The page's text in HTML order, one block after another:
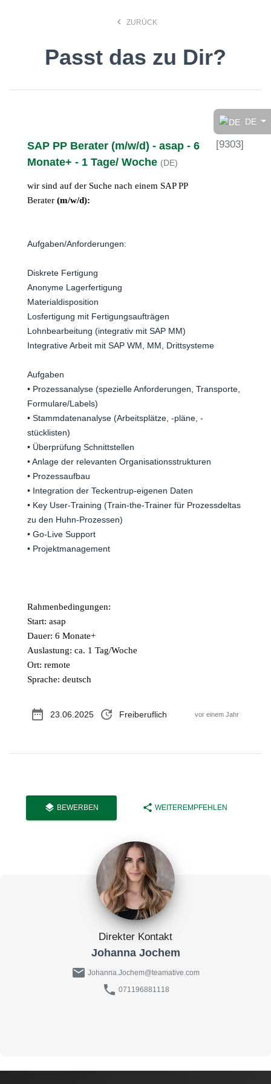
DE
Finde den Job, der Dir
search
Anstellungsart
Ort
keyboard_arrow_left ZURÜCK
Passt das zu Dir?
SAP PP Berater (m/w/d) - asap - 6
Monate+ - 1 Tage/ Woche (DE)
[9303]
wir sind auf der Suche nach einem SAP PP
Berater (m/w/d):
Aufgaben/Anforderungen:
Diskrete Fertigung
Anonyme Lagerfertigung
Materialdisposition
Losfertigung mit Fertigungsaufträgen
Lohnbearbeitung (integrativ mit SAP MM)
Integrative Arbeit mit SAP WM, MM, Drittsysteme
Aufgaben
• Prozessanalyse (spezielle Anforderungen, Transporte,
Formulare/Labels)
• Stammdatenanalyse (Arbeitsplätze, -pläne, -
stücklisten)
• Überprüfung Schnittstellen
• Anlage der relevanten Organisationsstrukturen
• Prozessaufbau
• Integration der Teckentrup-eigenen Daten
• Key User-Training (Train-the-Trainer für Prozessdeltas
zu den Huhn-Prozessen)
• Go-Live Support
• Projektmanagement
Rahmenbedingungen:
Start: asap
Dauer: 6 Monate+
Auslastung: ca. 1 Tag/Woche
Ort: remote
Sprache: deutsch
date_range 23.06.2025 update Freiberuflich vor einem Jahr
layers BEWERBEN share WEITEREMPFEHLEN
Direkter Kontakt
Johanna Jochem
mail Johanna.Jochem@teamative.com
phone 071196881118